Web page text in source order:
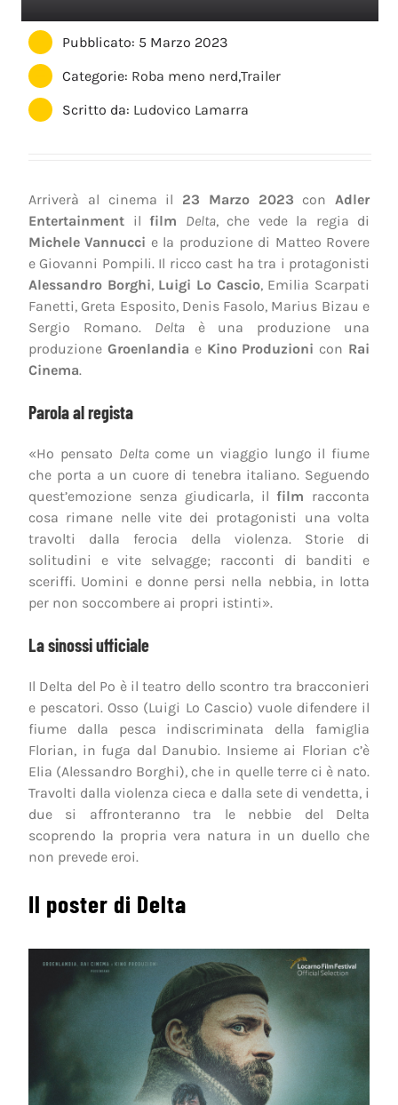
Pubblicato: 5 Marzo 2023
Categorie: Roba meno nerd,Trailer
Scritto da: Ludovico Lamarra
Arriverà al cinema il 23 Marzo 2023 con Adler
Entertainment il film Delta, che vede la regia di
Michele Vannucci e la produzione di Matteo Rovere
e Giovanni Pompili. Il ricco cast ha tra i protagonisti
Alessandro Borghi, Luigi Lo Cascio, Emilia Scarpati
Fanetti, Greta Esposito, Denis Fasolo, Marius Bizau e
Sergio Romano. Deltaè una produzione una
produzione Groenlandia e Kino Produzioni con Rai
Cinema.
Parola al regista
«Ho pensato Deltacome un viaggio lungo il fiume
che porta a un cuore di tenebra italiano. Seguendo
quest’emozione senza giudicarla, il film racconta
cosa rimane nelle vite dei protagonisti una volta
travolti dalla ferocia della violenza. Storie di
solitudini e vite selvagge; racconti di banditi e
sceriffi. Uomini e donne persi nella nebbia, in lotta
per non soccombere ai propri istinti».
La sinossi ufficiale
Il Delta del Po è il teatro dello scontro tra bracconieri
e pescatori. Osso (Luigi Lo Cascio) vuole difendere il
fiume dalla pesca indiscriminata della famiglia
Florian, in fuga dal Danubio. Insieme ai Florian c’è
Elia (Alessandro Borghi), che in quelle terre ci è nato.
Travolti dalla violenza cieca e dalla sete di vendetta, i
due si affronteranno tra le nebbie del Delta
scoprendo la propria vera natura in un duello che
non prevede eroi.
Il poster di Delta